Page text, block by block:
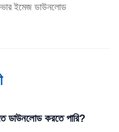
ইমেজ ডাউনলোড
করতে পারি?